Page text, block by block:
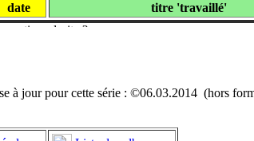
date titre 'travaillé'
à jour pour cette série : ©06.03.2014 (hors